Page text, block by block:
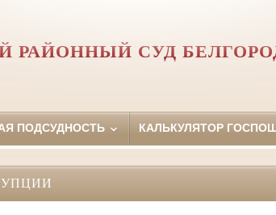
РАЙОННЫЙ СУД
ПОДСУДНОСТЬ КАЛЬКУЛЯТОР